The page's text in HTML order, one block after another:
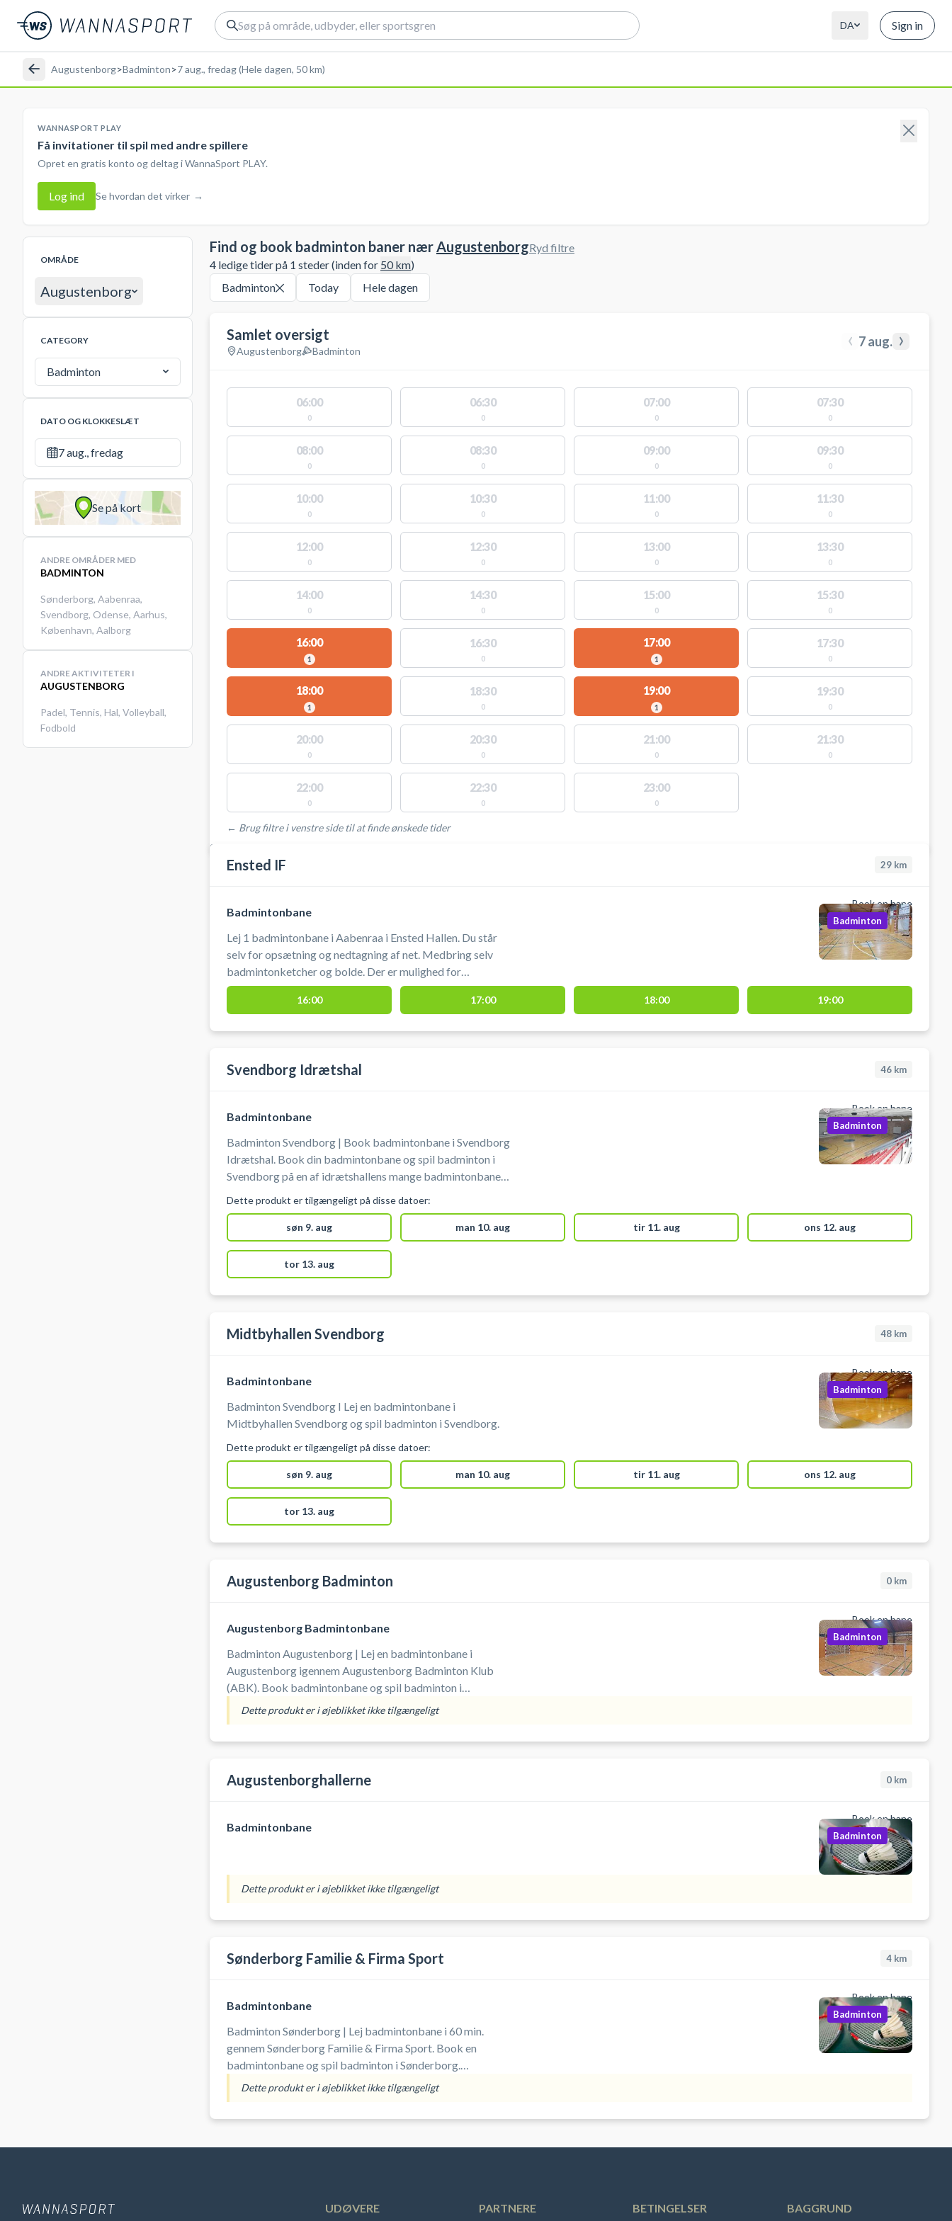
DA Sign in
Augustenborg>Badminton>7 aug., fredag (Hele dagen, 50 km)
WANNASPORT PLAY
Få invitationer til spil med andre spillere
Opret en gratis konto og deltag i WannaSport PLAY.
Log ind Se hvordan det virker →
OMRÅDE
Augustenborg
CATEGORY
Badminton
DATO OG KLOKKESLÆT
7 aug., fredag
Se på kort
ANDRE OMRÅDER MED
BADMINTON
Sønderborg, Aabenraa,
Svendborg, Odense, Aarhus,
København, Aalborg
ANDRE AKTIVITETER I
AUGUSTENBORG
Padel, Tennis, Hal, Volleyball,
Fodbold
Find og book badminton baner nærAugustenborg
4 ledige tider på 1 steder (inden for 50km)
Ryd filtre
Badminton Today Hele dagen
Samlet oversigt
Augustenborg Badminton ‹ 7 aug. ›
06:00
0
06:30
0
07:00
0
07:30
0
08:00
0
08:30
0
09:00
0
09:30
0
10:00
0
10:30
0
11:00
0
11:30
0
12:00
0
12:30
0
13:00
0
13:30
0
14:00
0
14:30
0
15:00
0
15:30
0
16:00
1
16:30
0
17:00
1
17:30
0
18:00
1
18:30
0
19:00
1
19:30
0
20:00
0
20:30
0
21:00
0
21:30
0
22:00
0
22:30
0
23:00
0
← Brug filtre i venstre side til at finde ønskede tider
STEDER MED LEDIGE AKTIVITETER
Ensted IF 29 km
Book en bane
Badmintonbane
Lej 1 badmintonbane i Aabenraa i Ensted Hallen. Du står
selv for opsætning og nedtagning af net. Medbring selv
badmintonketcher og bolde. Der er mulighed for
omklædning og bad.
Badminton
16:00 17:00 18:00 19:00
Svendborg Idrætshal 46 km
Book en bane
Badmintonbane
Badminton Svendborg | Book badmintonbane i Svendborg
Idrætshal. Book din badmintonbane og spil badminton i
Svendborg på en af idrætshallens mange badmintonbaner.
Du skal selv medbringe ketcher og bolde.
Badminton
Dette produkt er tilgængeligt på disse datoer:
søn 9. aug man 10. aug tir 11. aug ons 12. aug
tor 13. aug
Midtbyhallen Svendborg 48 km
Book en bane
Badmintonbane
Badminton Svendborg I Lej en badmintonbane i
Midtbyhallen Svendborg og spil badminton i Svendborg.
Badminton
Dette produkt er tilgængeligt på disse datoer:
søn 9. aug man 10. aug tir 11. aug ons 12. aug
tor 13. aug
Augustenborg Badminton 0 km
Book en bane
Augustenborg Badmintonbane
Badminton Augustenborg | Lej en badmintonbane i
Augustenborg igennem Augustenborg Badminton Klub
(ABK). Book badmintonbane og spil badminton i
Augustenborg på en af badmintonbanerne i
Augustenborghallerne. Der er net og stænger i hjørnet af
hal 1. Medbring selv udstyr (ketsjer, bolde og indendørs
Badminton
Dette produkt er i øjeblikket ikke tilgængeligt
Augustenborghallerne 0 km
Book en bane
Badmintonbane
Badminton
Dette produkt er i øjeblikket ikke tilgængeligt
Sønderborg Familie & Firma Sport 4 km
Book en bane
Badmintonbane
Badminton Sønderborg | Lej badmintonbane i 60 min.
gennem Sønderborg Familie & Firma Sport. Book en
badmintonbane og spil badminton i Sønderborg.
Medbring selv udstyr (ketsjer, bolde og indendørs fodtøj).
Badminton
Dette produkt er i øjeblikket ikke tilgængeligt
UDØVERE PARTNERE BETINGELSER BAGGRUND